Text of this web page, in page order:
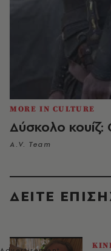
MORE IN CULTURE
Δύσκολο
A.V. Team
ΔΕΙΤΕ